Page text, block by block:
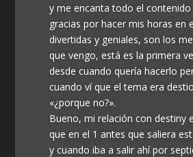
y me encanta todo el
gracias por hacer mis horas en
divertidas y geniales, son los
que vengo, está es la primera
desde cuando quería hacerlo
cuando ví que el tema era
«¿porque no?».
Bueno, mi relación con destiny
que en el 1 antes que saliera
y cuando iba a salir ahí por